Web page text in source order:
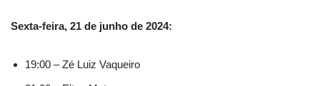
Sexta-feira, 21 de junho de 2024:
19:00 – Zé Luiz Vaqueiro